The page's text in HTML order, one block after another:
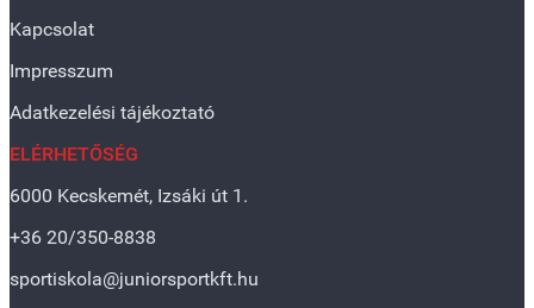
Kapcsolat
Impresszum
Adatkezelési tájékoztató
ELÉRHETŐSÉG
6000 Kecskemét, Izsáki út 1.
+36 20/350-8838
sportiskola@juniorsportkft.hu